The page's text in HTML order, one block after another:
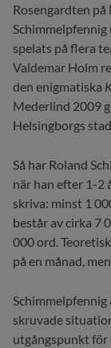
Rosengardten
Schimmelpfennig
spelats på flera
Valdemar Holm
den enigmatiska
Mederlind 2009
Helsingborgs
Så har Roland
när han efter 1-2
skriva: minst 1
består av cirka 7
000 ord.
på en månad,
skruvade
utgångspunkt för